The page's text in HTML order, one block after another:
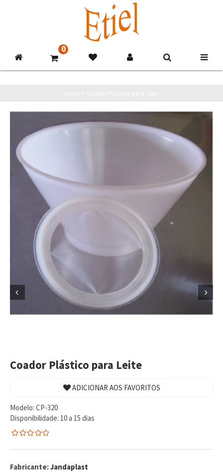
0
 
Coador Plástico para Leite
ADICIONAR AOS FAVORITOS
Modelo: CP-320
Disponibilidade: 10 a 15 dias
de
reviews
Fabricante:Jandaplast